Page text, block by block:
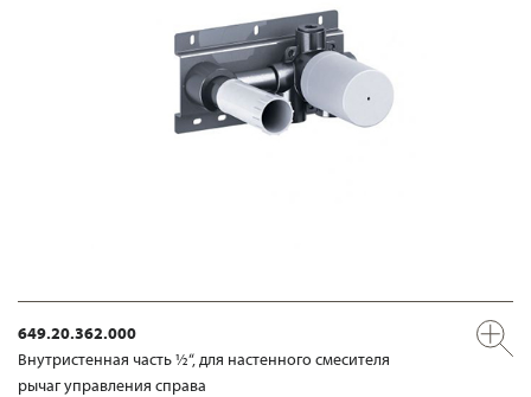
649.20.362.000
Внутристенная часть ½“, для настенного смесителя
рычаг управления справа